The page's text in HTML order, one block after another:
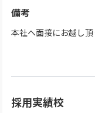
備考
本社へ面接にお越し頂
採用実績校